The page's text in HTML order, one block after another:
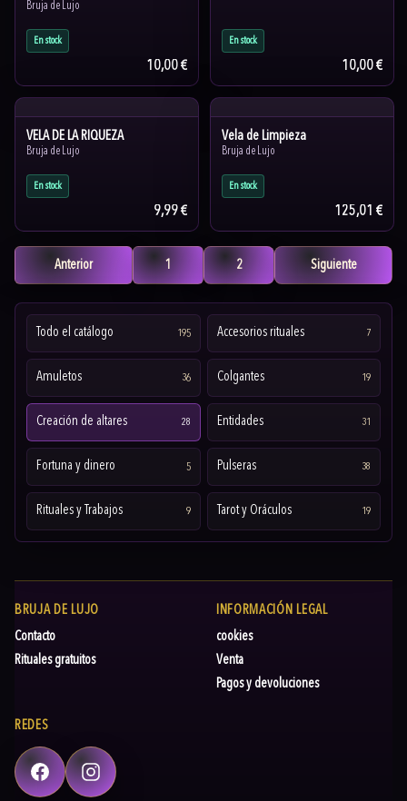
Todo el catálogo 195 Accesorios rituales 7
Amuletos 36 Colgantes 19
Creación de altares 28 Entidades 31
Fortuna y dinero 5 Pulseras 38
Rituales y Trabajos 9 Tarot y Oráculos 19
Bruja de Lujo
En stock
10,00 €
En stock
10,00 €
VELA DE LA RIQUEZA
Bruja de Lujo
En stock
9,99 €
Vela de Limpieza
Bruja de Lujo
En stock
125,01 €
Anterior 1 2 Siguiente
BRUJA DE LUJO
Contacto
Rituales gratuitos
INFORMACIÓN LEGAL
cookies
Venta
Pagos y devoluciones
REDES
Facebook Instagram